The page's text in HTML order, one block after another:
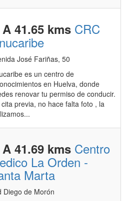
A 41.65 kms CRC
José Fariñas, 50
es un centro de
en Huelva, donde
renovar tu permiso de conducir.
previa, no hace falta foto , la
A 41.69 kms Centro
La Orden -
Marta
Diego de Morón